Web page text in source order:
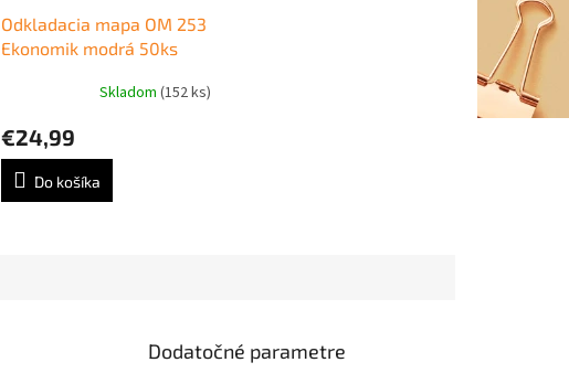
Odkladacia mapa OM 253
Ekonomik modrá 50ks
Skladom(152 ks)
€24,99
Do košíka
Dodatočné parametre